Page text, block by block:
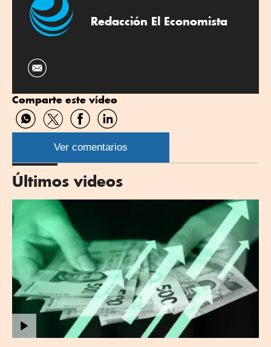
Redacción El Economista
Comparte este vídeo
Compartir
por
WhatsApp
Compartir
por
Twitter
Compartir
por
Facebook
Compartir
por
Linkedin
Ver comentarios
Últimos videos